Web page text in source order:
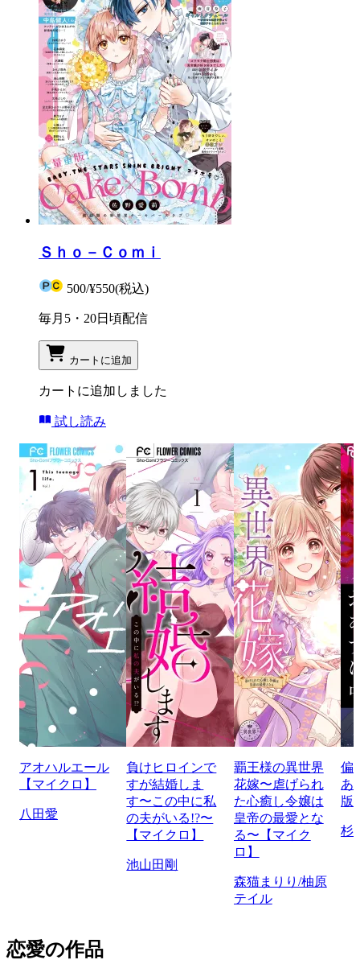
Ｓｈｏ－Ｃｏｍｉ
500/¥550(税込)
毎月5・20日頃配信
カートに追加
カートに追加しました
試し読み
アオハルエール
【マイクロ】
八田愛
負けヒロインで
すが結婚しま
す〜この中に私
の夫がいる!?〜
【マイクロ】
池山田剛
覇王様の異世界
花嫁〜虐げられ
た心癒し令嬢は
皇帝の最愛とな
る〜【マイク
ロ】
森猫まりり/柚原
テイル
偏
あ
版
杉
恋愛の作品